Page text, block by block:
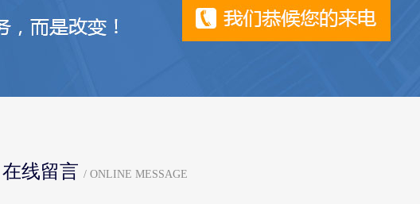
在线留言 / ONLINE MESSAGE